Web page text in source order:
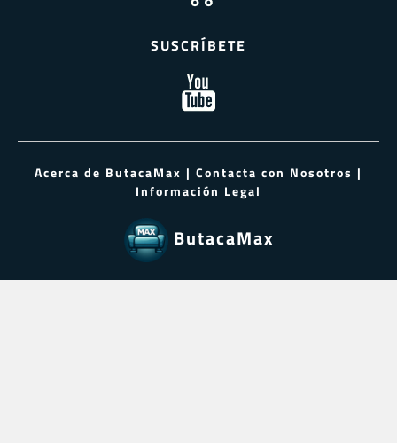
SUSCRÍBETE
Acerca de ButacaMax | Contacta con Nosotros |
Información Legal
ButacaMax